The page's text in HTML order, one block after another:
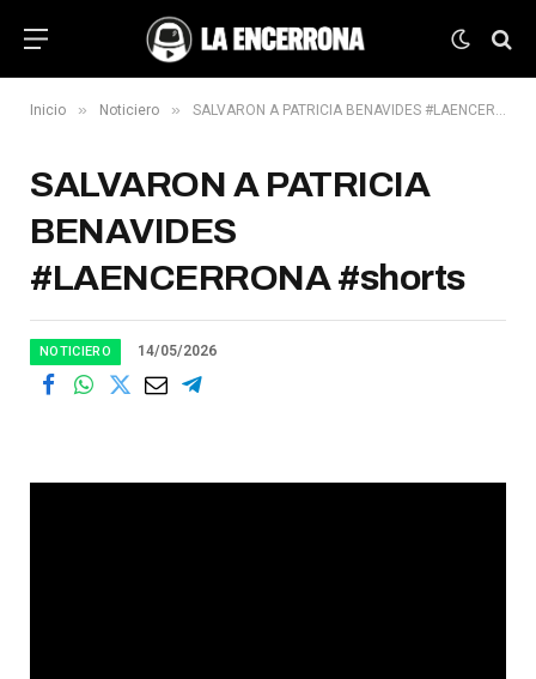
Inicio » Noticiero » SALVARON A PATRICIA BENAVIDES #LAENCERRONA #shorts
SALVARON A PATRICIA
BENAVIDES
#LAENCERRONA #shorts
NOTICIERO 14/05/2026